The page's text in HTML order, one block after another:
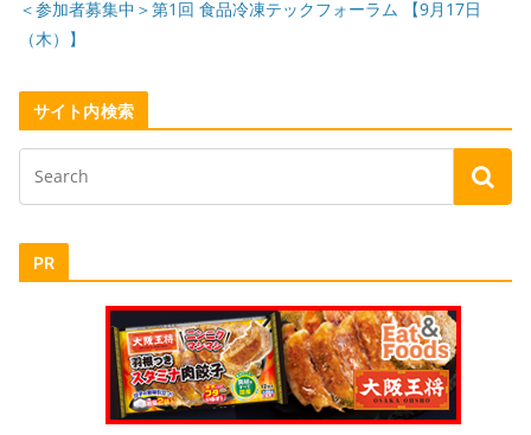
＜参加者募集中＞第1回 食品冷凍テックフォーラム 【9月17日
（木）】
サイト内検索
PR